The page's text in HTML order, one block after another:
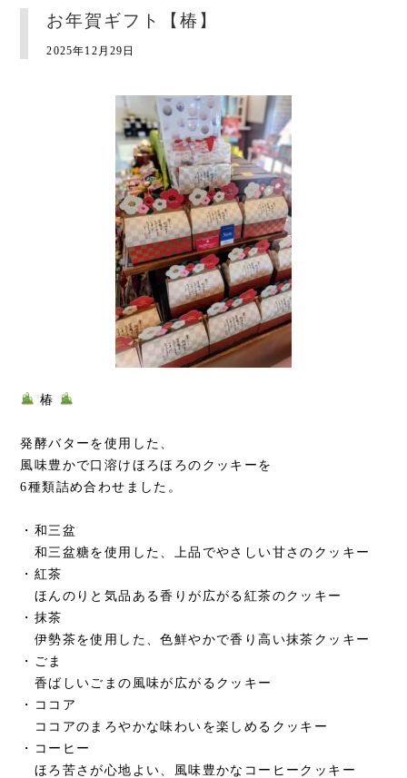
お年賀ギフト【椿】
2025年12月29日
椿
発酵バターを使用した、
風味豊かで口溶けほろほろのクッキーを
6種類詰め合わせました。
・和三盆
和三盆糖を使用した、上品でやさしい甘さのクッキー
・紅茶
ほんのりと気品ある香りが広がる紅茶のクッキー
・抹茶
伊勢茶を使用した、色鮮やかで香り高い抹茶クッキー
・ごま
香ばしいごまの風味が広がるクッキー
・ココア
ココアのまろやかな味わいを楽しめるクッキー
・コーヒー
ほろ苦さが心地よい、風味豊かなコーヒークッキー